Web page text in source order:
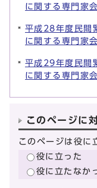
に関する専門家
平成28年度民間
に関する専門家
平成29年度民間
に関する専門家
このページに
このページは役に
役に立った
役に立たなか